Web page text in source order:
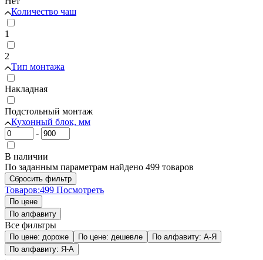
Количество чаш
1
2
Тип монтажа
Накладная
Подстольный монтаж
Кухонный блок, мм
-
В наличии
По заданным параметрам найдено 499 товаров
Товаров:499 Посмотреть
По цене
По алфавиту
Все фильтры
По цене: дороже По цене: дешевле
По алфавиту: А-Я
По алфавиту: Я-А